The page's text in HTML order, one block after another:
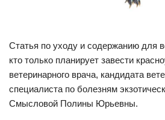
Статья по уходу и содержанию для
кто только планирует завести
ветеринарного врача, кандидата
специалиста по болезням
Смысловой Полины Юрьевны.